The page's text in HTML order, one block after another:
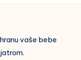
vaše bebe